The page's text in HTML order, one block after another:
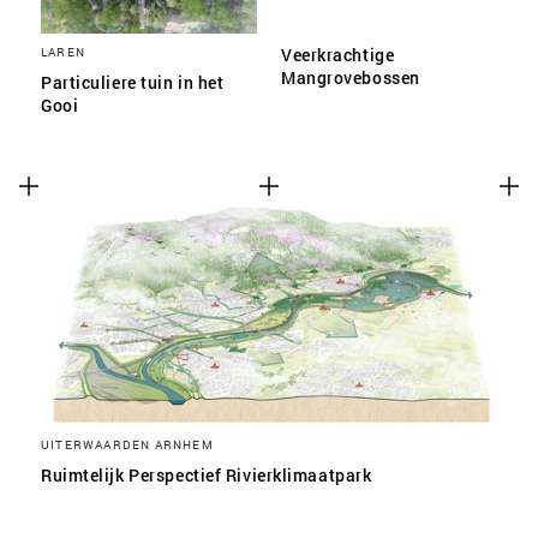
LAREN
Particuliere tuin in het
Gooi
Veerkrachtige
Mangrovebossen
UITERWAARDEN ARNHEM
Ruimtelijk Perspectief Rivierklimaatpark